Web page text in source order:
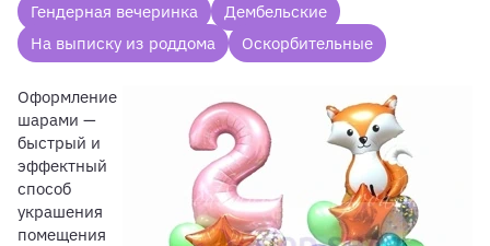
Гендерная вечеринка
Дембельские
На выписку из роддома
Оскорбительные
Оформление
шарами —
быстрый и
эффектный
способ
украшения
помещения